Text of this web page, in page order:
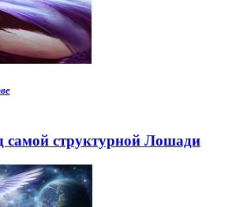
самой структурной Лошади